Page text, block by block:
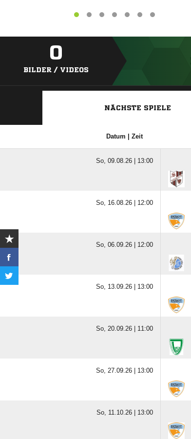
0
BILDER / VIDEOS
NÄCHSTE SPIELE
Datum | Zeit
So, 09.08.26 | 13:00
So, 16.08.26 | 12:00
So, 06.09.26 | 12:00
So, 13.09.26 | 13:00
So, 20.09.26 | 11:00
So, 27.09.26 | 13:00
So, 11.10.26 | 13:00